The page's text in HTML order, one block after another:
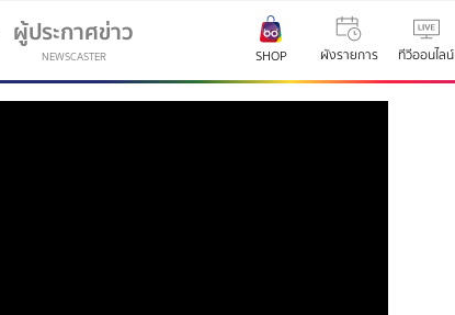
ผู้ประกาศข่าว
NEWSCASTER SHOP ผังรายการ ทีวีออนไลน์